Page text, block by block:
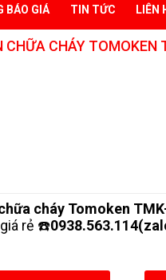
BÁO GIÁ TIN TỨC LIÊN
CHỮA CHÁY TOMOKEN
cháy Tomoken
rẻ ☎️